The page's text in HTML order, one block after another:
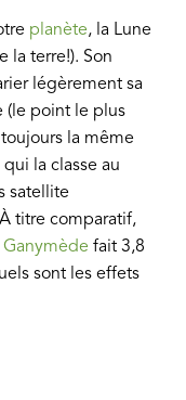
planète, la Lune
la terre!). Son
légèrement sa
(le point le plus
la même
la classe au
satellite
titre comparatif,
Ganymède fait 3,8
sont les effets